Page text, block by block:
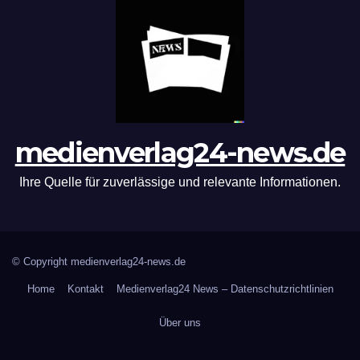
medienverlag24-news.de
Ihre Quelle für zuverlässige und relevante Informationen.
© Copyright medienverlag24-news.de
Home Kontakt Medienverlag24 News – Datenschutzrichtlinien
Über uns